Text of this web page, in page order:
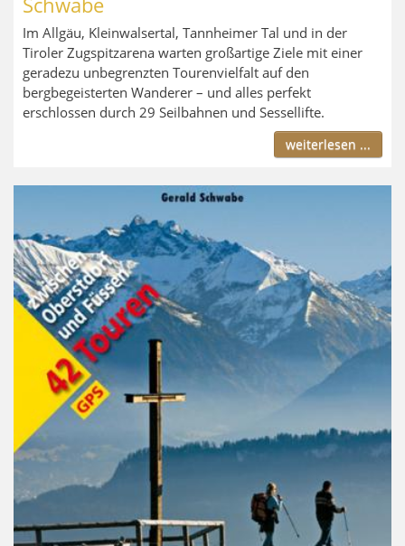
Im Allgäu, Kleinwalsertal, Tannheimer Tal und in der
Tiroler Zugspitzarena warten großartige Ziele mit einer
geradezu unbegrenzten Tourenvielfalt auf den
bergbegeisterten Wanderer – und alles perfekt
erschlossen durch 29 Seilbahnen und Sessellifte.
weiterlesen ...